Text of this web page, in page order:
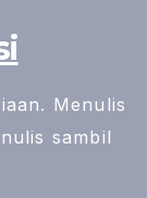
Menulis
sambil